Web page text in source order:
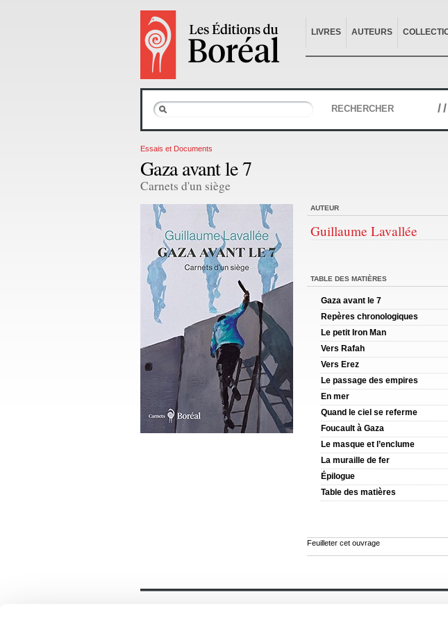
LIVRES AUTEURS
RECHERCHER //
Essais et Documents
Gaza avant le 7
Carnets d'un siège
AUTEUR
Guillaume Lavallée
TABLE DES MATIÈRES
Gaza avant le 7
Repères chronologiques
Le petit Iron Man
Vers Rafah
Vers Erez
Le passage des empires
En mer
Quand le ciel se referme
Foucault à Gaza
Le masque et l’enclume
La muraille de fer
Épilogue
Table des matières
Feuilleter cet ouvrage